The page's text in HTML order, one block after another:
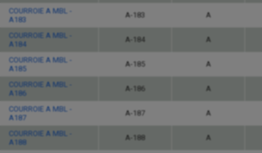
COURROIE A MBL -
A183
A-183 A
COURROIE A MBL -
A184
A-184 A
COURROIE A MBL -
A185
A-185 A
COURROIE A MBL -
A186
A-186 A
COURROIE A MBL -
A187
A-187 A
COURROIE A MBL -
A188
A-188 A